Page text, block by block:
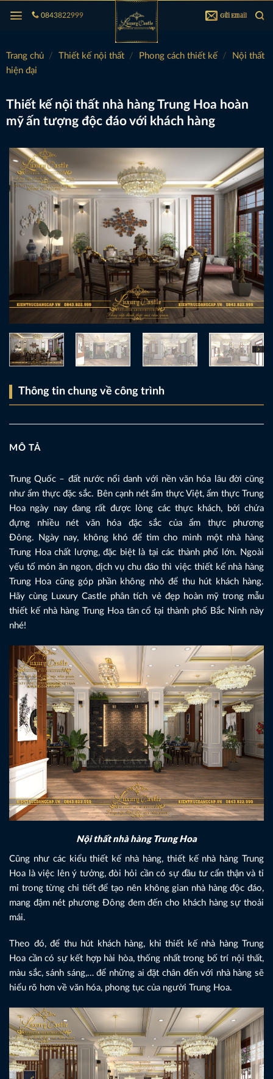
qua
dung
0843822999 Gửi Email
Trang chủ / Thiết kế nội thất / Phong cách thiết kế /
Nội thất
hiện đại
Thiết kế nội thất nhà hàng Trung Hoa hoàn
mỹ ấn tượng độc đáo với khách hàng
Thông tin chung về công trình
MÔ TẢ
Trung Quốc – đất nước nổi danh với nền văn hóa lâu đời cũng
như ẩm thực đặc sắc. Bên cạnh nét ẩm thực Việt, ẩm thực Trung
Hoa ngày nay đang rất được lòng các thực khách, bởi chứa
đựng nhiều nét văn hóa đặc sắc của ẩm thực phương
Đông. Ngày nay, không khó để tìm cho mình một nhà hàng
Trung Hoa chất lượng, đặc biệt là tại các thành phố lớn. Ngoài
yếu tố món ăn ngon, dịch vụ chu đáo thì việc thiết kế nhà hàng
Trung Hoa cũng góp phần không nhỏ để thu hút khách hàng.
Hãy cùng Luxury Castle phân tích vẻ đẹp hoàn mỹ trong mẫu
thiết kế nhà hàng Trung Hoa tân cổ tại thành phố Bắc Ninh này
nhé!
Nội thất nhà hàng Trung Hoa
Cũng như các kiểu thiết kế nhà hàng, thiết kế nhà hàng Trung
Hoa là việc lên ý tưởng, đòi hỏi cần có sự đầu tư cẩn thận và tỉ
mỉ trong từng chi tiết để tạo nên không gian nhà hàng độc đáo,
mang đậm nét phương Đông đem đến cho khách hàng sự thoải
mái.
Theo đó, để thu hút khách hàng, khi thiết kế nhà hàng Trung
Hoa cần có sự kết hợp hài hòa, thống nhất trong bố trí nội thất,
màu sắc, sánh sáng,… để những ai đặt chân đến với nhà hàng sẽ
hiểu rõ hơn về văn hóa, phong tục của người Trung Hoa.